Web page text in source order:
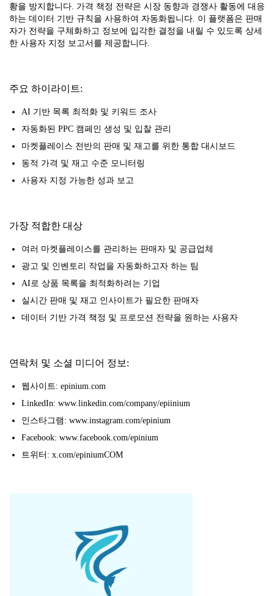
황을 방지합니다. 가격 책정 전략은 시장 동향과 경쟁사 활동에 대응
하는 데이터 기반 규칙을 사용하여 자동화됩니다. 이 플랫폼은 판매
자가 전략을 구체화하고 정보에 입각한 결정을 내릴 수 있도록 상세
한 사용자 지정 보고서를 제공합니다.
주요 하이라이트:
AI 기반 목록 최적화 및 키워드 조사
자동화된 PPC 캠페인 생성 및 입찰 관리
마켓플레이스 전반의 판매 및 재고를 위한 통합 대시보드
동적 가격 및 재고 수준 모니터링
사용자 지정 가능한 성과 보고
가장 적합한 대상
여러 마켓플레이스를 관리하는 판매자 및 공급업체
광고 및 인벤토리 작업을 자동화하고자 하는 팀
AI로 상품 목록을 최적화하려는 기업
실시간 판매 및 재고 인사이트가 필요한 판매자
데이터 기반 가격 책정 및 프로모션 전략을 원하는 사용자
연락처 및 소셜 미디어 정보:
웹사이트: epinium.com
LinkedIn: www.linkedin.com/company/epiinium
인스타그램: www.instagram.com/epinium
Facebook: www.facebook.com/epinium
트위터: x.com/epiniumCOM